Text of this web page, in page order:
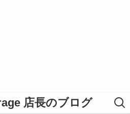
店長のブログ